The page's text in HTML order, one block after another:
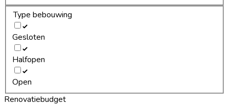
Type bebouwing
Gesloten
Halfopen
Open
Renovatiebudget